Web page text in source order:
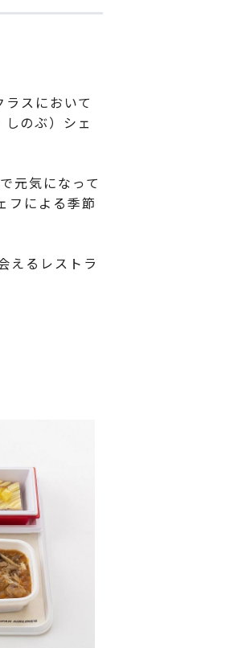
スにおいて
のぶ）シェ
元気になって
フによる季節
えるレストラ